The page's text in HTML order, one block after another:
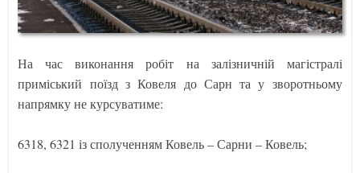
На час виконання робіт на залізничній магістралі
приміський поїзд з Ковеля до Сарн та у зворотньому
напрямку не курсуватиме:
6318, 6321 із сполученням Ковель – Сарни – Ковель;